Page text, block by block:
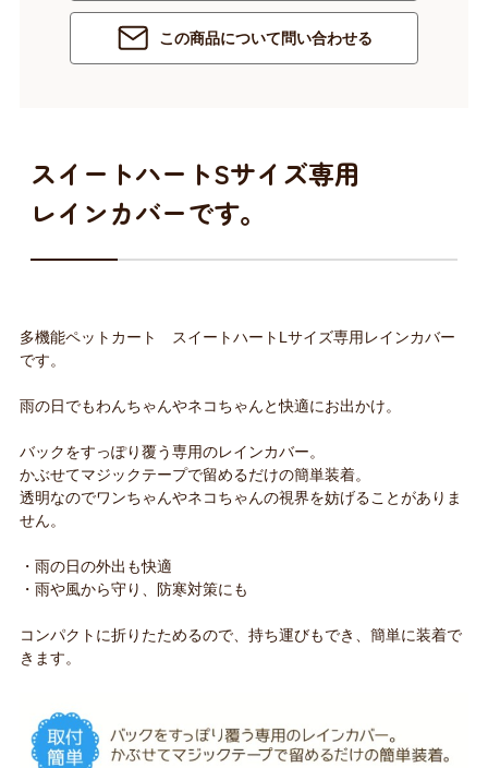
この商品について問い合わせる
スイートハートSサイズ専用
レインカバーです。
多機能ペットカート スイートハートLサイズ専用レインカバー
です。
雨の日でもわんちゃんやネコちゃんと快適にお出かけ。
バックをすっぽり覆う専用のレインカバー。
かぶせてマジックテープで留めるだけの簡単装着。
透明なのでワンちゃんやネコちゃんの視界を妨げることがありま
せん。
・雨の日の外出も快適
・雨や風から守り、防寒対策にも
コンパクトに折りたためるので、持ち運びもでき、簡単に装着で
きます。